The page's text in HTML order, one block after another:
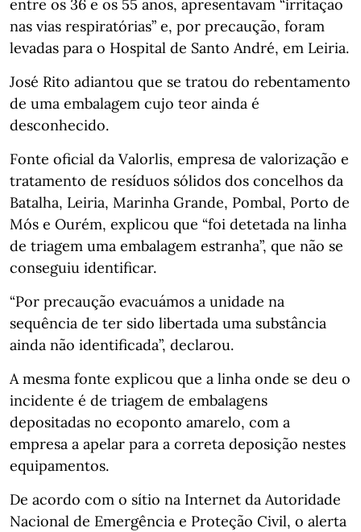
entre os 36 e os 55 anos, apresentavam “irritação
nas vias respiratórias” e, por precaução, foram
levadas para o Hospital de Santo André, em Leiria.
José Rito adiantou que se tratou do rebentamento
de uma embalagem cujo teor ainda é
desconhecido.
Fonte oficial da Valorlis, empresa de valorização e
tratamento de resíduos sólidos dos concelhos da
Batalha, Leiria, Marinha Grande, Pombal, Porto de
Mós e Ourém, explicou que “foi detetada na linha
de triagem uma embalagem estranha”, que não se
conseguiu identificar.
“Por precaução evacuámos a unidade na
sequência de ter sido libertada uma substância
ainda não identificada”, declarou.
A mesma fonte explicou que a linha onde se deu o
incidente é de triagem de embalagens
depositadas no ecoponto amarelo, com a
empresa a apelar para a correta deposição nestes
equipamentos.
De acordo com o sítio na Internet da Autoridade
Nacional de Emergência e Proteção Civil, o alerta